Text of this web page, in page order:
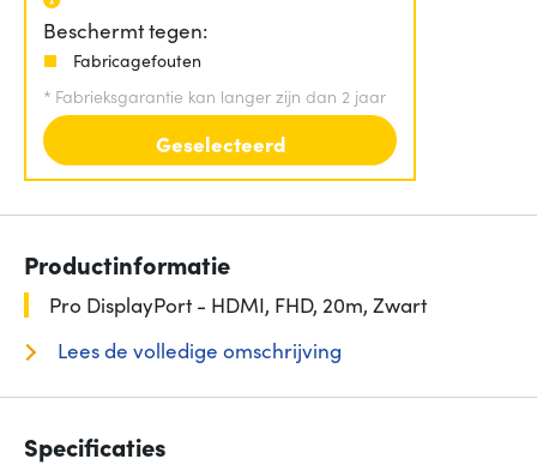
Beschermt tegen:
Fabricagefouten
* Fabrieksgarantie kan langer zijn dan 2 jaar
Geselecteerd
Productinformatie
Pro DisplayPort - HDMI, FHD, 20m, Zwart
Lees de volledige omschrijving
Specificaties